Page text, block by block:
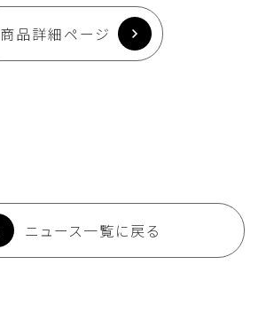
商品詳細ページ
ニュース一覧に戻る